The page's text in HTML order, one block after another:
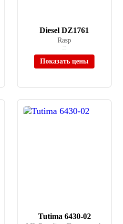
Diesel DZ1761
Rasp
Показать цены
Tutima 6430-02